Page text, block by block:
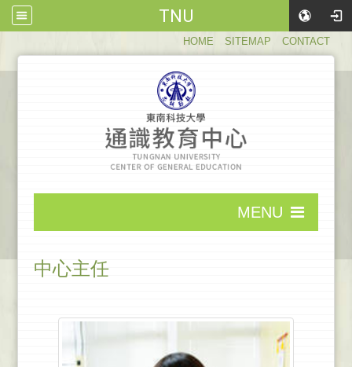
TNU
HOME SITEMAP CONTACT
MENU
中心主任